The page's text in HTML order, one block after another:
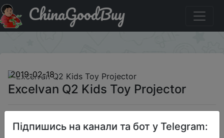
Придбати Excelvan Q2 Kids Toy Projector
ChinaGoodBuy
2019-02-18
Excelvan Q2 Kids Toy Projector
$55.99
Підпишись на канали та бот у Telegram: